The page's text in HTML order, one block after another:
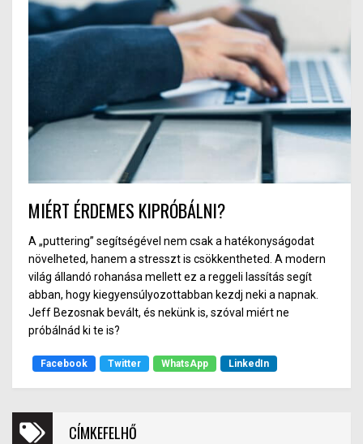
MIÉRT ÉRDEMES KIPRÓBÁLNI?
A „puttering” segítségével nem csak a hatékonyságodat
növelheted, hanem a stresszt is csökkentheted. A modern
világ állandó rohanása mellett ez a reggeli lassítás segít
abban, hogy kiegyensúlyozottabban kezdj neki a napnak.
Jeff Bezosnak bevált, és nekünk is, szóval miért ne
próbálnád ki te is?
Facebook Twitter WhatsApp LinkedIn
CÍMKEFELHŐ